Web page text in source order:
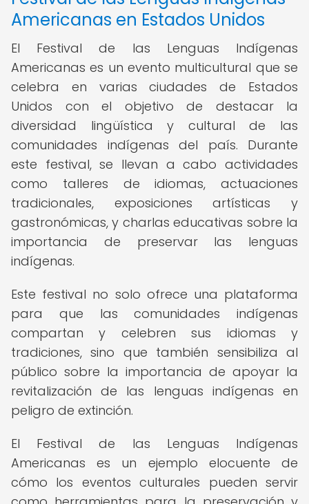
Americanas en Estados Unidos
El Festival de las Lenguas Indígenas
Americanas es un evento multicultural que se
celebra en varias ciudades de Estados
Unidos con el objetivo de destacar la
diversidad lingüística y cultural de las
comunidades indígenas del país. Durante
este festival, se llevan a cabo actividades
como talleres de idiomas, actuaciones
tradicionales, exposiciones artísticas y
gastronómicas, y charlas educativas sobre la
importancia de preservar las lenguas
indígenas.
Este festival no solo ofrece una plataforma
para que las comunidades indígenas
compartan y celebren sus idiomas y
tradiciones, sino que también sensibiliza al
público sobre la importancia de apoyar la
revitalización de las lenguas indígenas en
peligro de extinción.
El Festival de las Lenguas Indígenas
Americanas es un ejemplo elocuente de
cómo los eventos culturales pueden servir